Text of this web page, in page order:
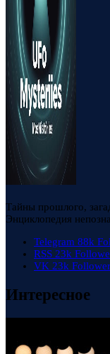
Тайны прошлого,
Энциклопедия
Telegram 88k
RSS 23k
VK 23k
Интересное